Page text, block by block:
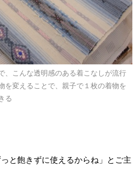
、こんな透明感のある着こなしが流行
を変えることで、親子で１枚の着物を
る
っと飽きずに使えるからね」とご主